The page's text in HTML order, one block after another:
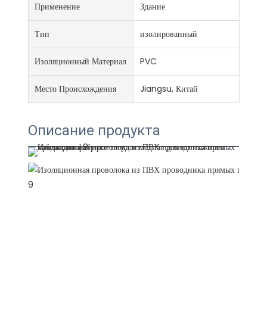
Применение Здание
Тип изолированный
Изоляционный Материал PVC
Место Происхождения Jiangsu, Китай
Описание продукта